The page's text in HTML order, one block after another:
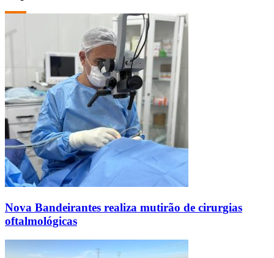
Nova Bandeirantes realiza mutirão de cirurgias
oftalmológicas